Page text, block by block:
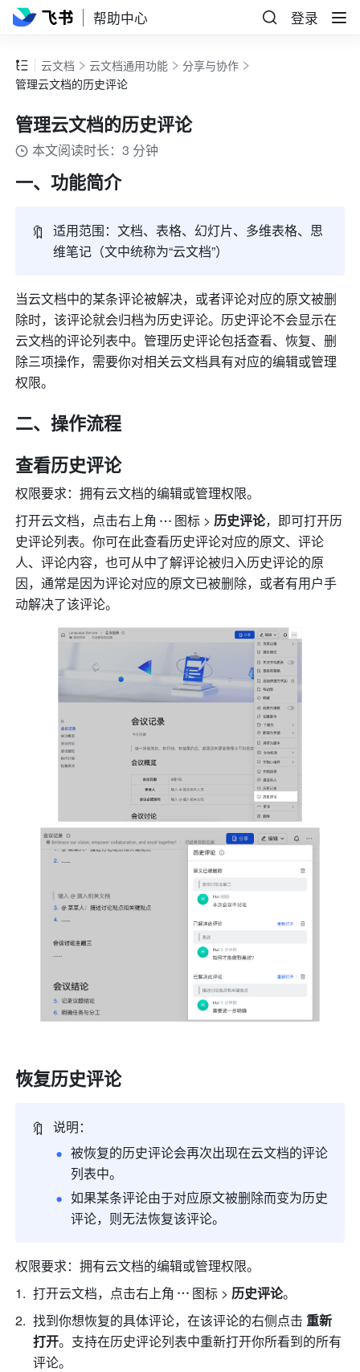
帮助中心 登录
云文档 云文档通用功能
分享与协作
管理云文档的历史评论
管理云文档的历史评论
本文阅读时长：3 分钟
一、功能简介
🔖
适用范围：文档、表格、幻灯片、多维表格、思
维笔记（文中统称为“云文档”）
当云文档中的某条评论被解决，或者评论对应的原文被删
除时，该评论就会归档为历史评论。历史评论不会显示在
云文档的评论列表中。管理历史评论包括查看、恢复、删
除三项操作，需要你对相关云文档具有对应的编辑或管理
权限。
二、操作流程
查看历史评论
权限要求：拥有云文档的编辑或管理权限。
打开云文档，点击右上角
图标 > 历史评论，即可打开历
史评论列表。你可在此查看历史评论对应的原文、评论
人、评论内容，也可从中了解评论被归入历史评论的原
因，通常是因为评论对应的原文已被删除，或者有用户手
动解决了该评论。
恢复历史评论
🔖
说明：
被恢复的历史评论会再次出现在云文档的评论
列表中。
如果某条评论由于对应原文被删除而变为历史
评论，则无法恢复该评论。
权限要求：拥有云文档的编辑或管理权限。
打开云文档，点击右上角
图标 > 历史评论。
找到你想恢复的具体评论，在该评论的右侧点击 重新
打开。支持在历史评论列表中重新打开你所看到的所有
评论。